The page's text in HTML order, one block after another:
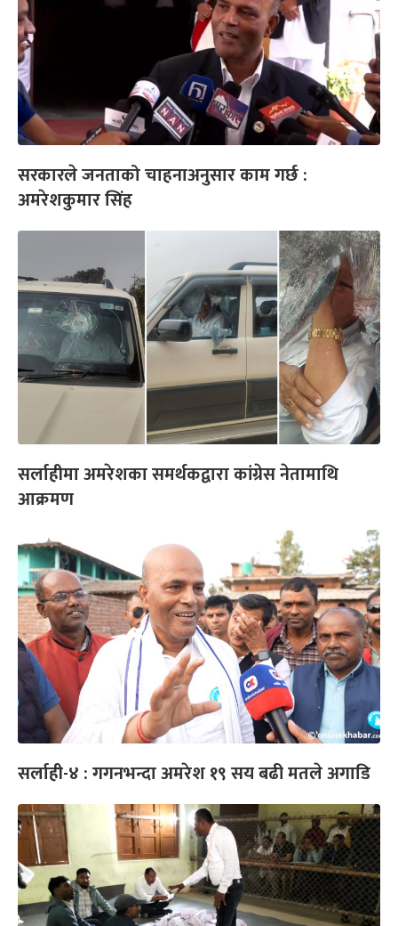
सरकारले जनताको चाहनाअनुसार काम गर्छ :
अमरेशकुमार सिंह
सर्लाहीमा अमरेशका समर्थकद्वारा कांग्रेस नेतामाथि
आक्रमण
सर्लाही-४ : गगनभन्दा अमरेश १९ सय बढी मतले अगाडि